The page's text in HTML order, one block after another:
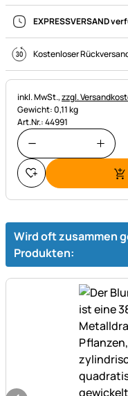
EXPRESSVERSAND
Kostenloser
Steuerhinweis:
inkl. MwSt.,zzgl.
Gewicht: 0,11 kg
Art.Nr.: 44991
Wird oft zusammen
Produkten: